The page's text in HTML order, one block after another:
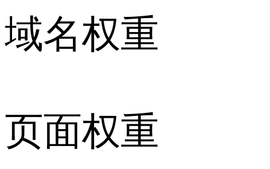
域名权重
页面权重